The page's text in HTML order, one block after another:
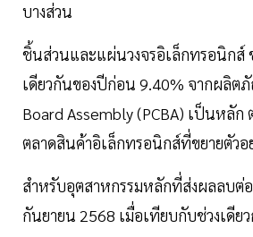
บางส่วน
ชิ้นส่วนและแผ่นวงจรอิเล็กทรอนิกส์
เดียวกันของปีก่อน 9.40% จากผลิต
Board Assembly (PCBA) เป็นหลัก
ตลาดสินค้าอิเล็กทรอนิกส์ที่ขยายตัวอ
สำหรับอุตสาหกรรมหลักที่ส่งผลลบต่
กันยายน 2568 เมื่อเทียบกับช่วงเดีย